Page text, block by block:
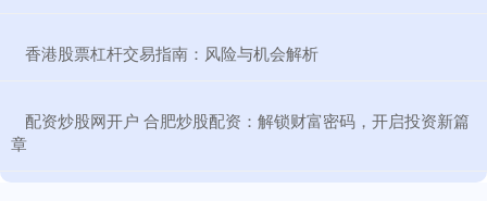
​香港股票杠杆交易指南：风险与机会解析
​配资炒股网开户 合肥炒股配资：解锁财富密码，开启投资新篇
章